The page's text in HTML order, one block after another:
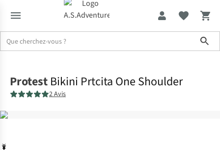
Protest Bikini Prtcita One Shoulder
2 Avis